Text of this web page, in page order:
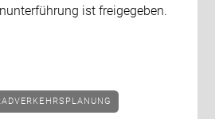
ist freigegeben.
RADVERKEHRSPLANUNG